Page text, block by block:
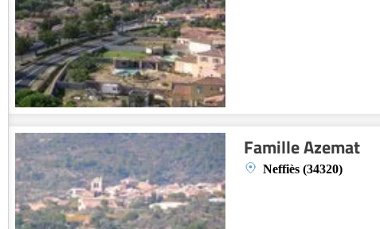
Famille Azemat
Neffiès (34320)